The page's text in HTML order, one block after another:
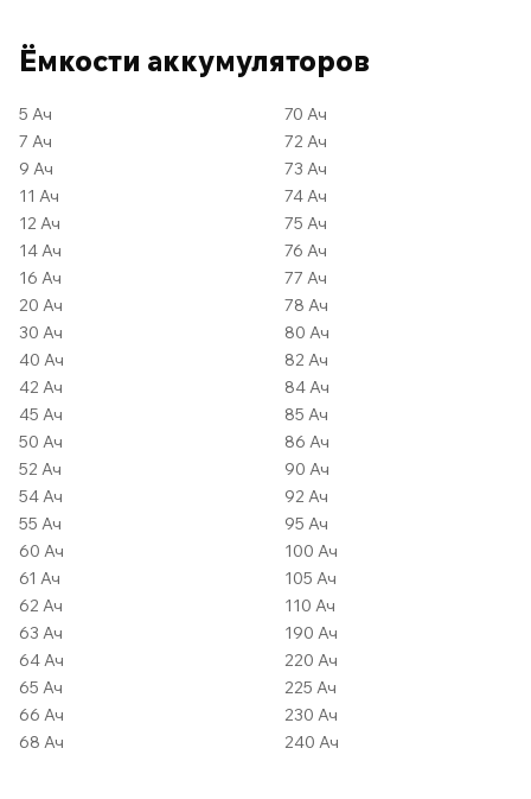
Ёмкости аккумуляторов
5 Ач
7 Ач
9 Ач
11 Ач
12 Ач
14 Ач
16 Ач
20 Ач
30 Ач
40 Ач
42 Ач
45 Ач
50 Ач
52 Ач
54 Ач
55 Ач
60 Ач
61 Ач
62 Ач
63 Ач
64 Ач
65 Ач
66 Ач
68 Ач
70 Ач
72 Ач
73 Ач
74 Ач
75 Ач
76 Ач
77 Ач
78 Ач
80 Ач
82 Ач
84 Ач
85 Ач
86 Ач
90 Ач
92 Ач
95 Ач
100 Ач
105 Ач
110 Ач
190 Ач
220 Ач
225 Ач
230 Ач
240 Ач